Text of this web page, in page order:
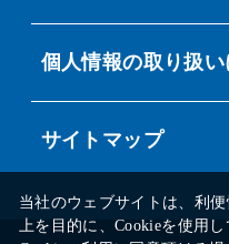
個人情報の取り扱い
サイトマップ
当社のウェブサイトは、利
上を目的に、Cookieを使用し